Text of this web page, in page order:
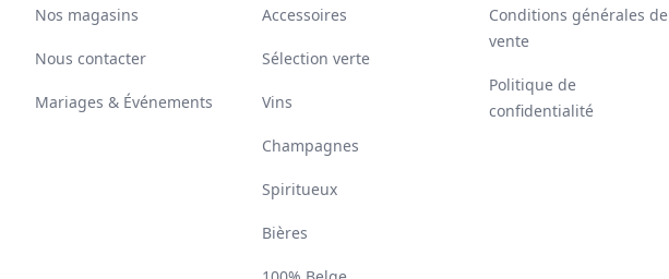
Nos magasins
Nous contacter
Mariages & Événements
Accessoires
Sélection verte
Vins
Champagnes
Spiritueux
Bières
Conditions générales de
vente
Politique de
confidentialité